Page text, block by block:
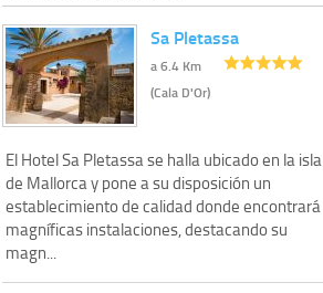
Sa Pletassa
a 6.4 Km
(Cala D'Or)
El Hotel Sa Pletassa se halla ubicado en la isla
de Mallorca y pone a su disposición un
establecimiento de calidad donde encontrará
magníficas instalaciones, destacando su
magn...